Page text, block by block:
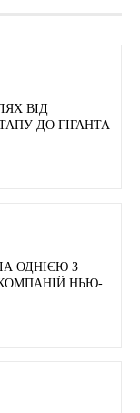
ВІД
ДО ГІГАНТА
ОДНІЄЮ З
НЬЮ-